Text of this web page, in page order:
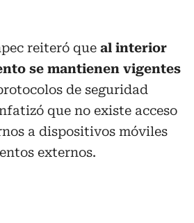
reiteró que al interior
se mantienen vigentes
de seguridad
que no existe acceso
a dispositivos móviles
externos.